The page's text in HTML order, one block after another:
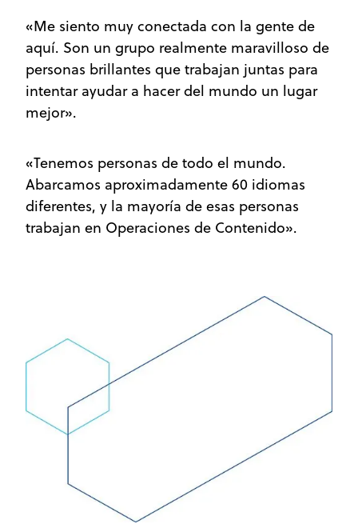
«Me siento muy conectada con la gente de
aquí. Son un grupo realmente maravilloso de
personas brillantes que trabajan juntas para
intentar ayudar a hacer del mundo un lugar
mejor».
«Tenemos personas de todo el mundo.
Abarcamos aproximadamente 60 idiomas
diferentes, y la mayoría de esas personas
trabajan en Operaciones de Contenido».